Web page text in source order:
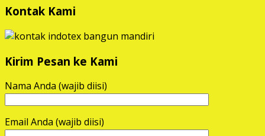
Kontak Kami
Kirim Pesan ke Kami
Nama Anda (wajib diisi)
Email Anda (wajib diisi)